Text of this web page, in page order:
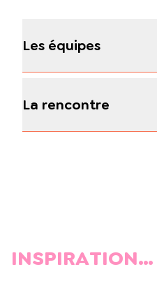
Les équipes
La rencontre